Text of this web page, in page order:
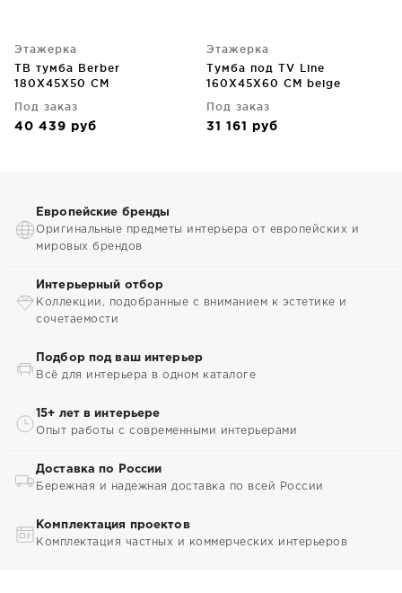
Этажерка
ТВ тумба Berber
180X45X50 CM
Под заказ
40 439 руб
Этажерка
Тумба под TV Line
160X45X60 CM beige
Под заказ
31 161 руб
Европейские бренды
Оригинальные предметы интерьера от европейских и
мировых брендов
Интерьерный отбор
Коллекции, подобранные с вниманием к эстетике и
сочетаемости
Подбор под ваш интерьер
Всё для интерьера в одном каталоге
15+ лет в интерьере
Опыт работы с современными интерьерами
Доставка по России
Бережная и надежная доставка по всей России
Комплектация проектов
Комплектация частных и коммерческих интерьеров